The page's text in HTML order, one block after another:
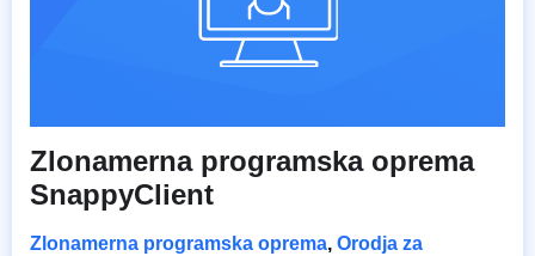
Zlonamerna programska oprema
SnappyClient
Zlonamerna programska oprema, Orodja za